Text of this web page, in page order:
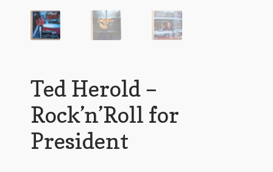
Ted Herold –
Rock’n’Roll for
President